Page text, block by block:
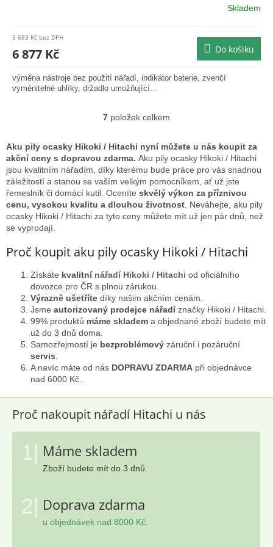
produktu
0,0
5
hvězdiček.
Skladem
5 683 Kč bez DPH
6 877 Kč Do košíku
výměna nástroje bez použití nářadí, indikátor baterie, zvenčí
vyměnitelné uhlíky, držadlo umožňující...
O
l
á
d
a
c
í
p
k
y
v
ý
p
i
s
7 položek celkem
Aku pily ocasky Hikoki / Hitachi nyní můžete u nás koupit za
akční ceny s dopravou zdarma. Aku pily ocasky Hikoki / Hitachi
jsou kvalitním nářadím, díky kterému bude práce pro vás snadnou
záležitostí a stanou se vaším velkým pomocníkem, ať už jste
řemeslník či domácí kutil. Oceníte skvělý výkon za příznivou
cenu, vysokou kvalitu a dlouhou životnost . Neváhejte, aku pily
ocasky Hikoki / Hitachi za tyto ceny můžete mít už jen pár dnů, než
se vyprodají.
Proč koupit aku pily ocasky Hikoki / Hitachi
Získáte kvalitní nářadí Hikoki / Hitachi od oficiálního
dovozce pro ČR s plnou zárukou.
Výrazně ušetříte díky našim akčním cenám.
Jsme autorizovaný prodejce nářadíznačky Hikoki / Hitachi.
99% produktů máme skladem a objednané zboží budete mít
už do 3 dnů doma.
Samozřejmostí je bezproblémový záruční i pozáruční
servis
A navíc máte od nás DOPRAVU ZDARMA při objednávce
nad 6000 Kč..
Proč nakoupit nářadí Hitachi u nás
1| Máme skladem
Zboží budete mít do 3 dnů.
2| Doprava zdarma
u objednávek nad 8000 Kč